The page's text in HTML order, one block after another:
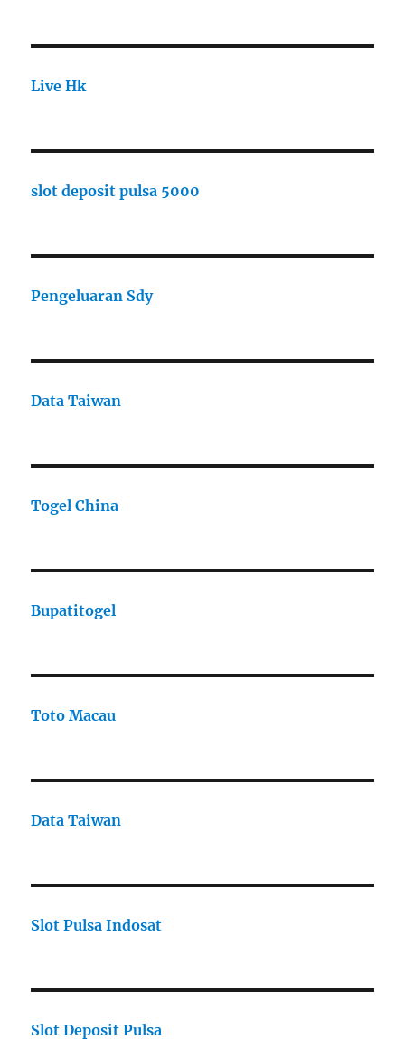
Live Hk
slot deposit pulsa 5000
Pengeluaran Sdy
Data Taiwan
Togel China
Bupatitogel
Toto Macau
Data Taiwan
Slot Pulsa Indosat
Slot Deposit Pulsa